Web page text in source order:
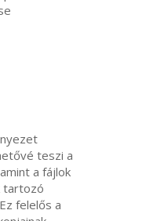
teszi a
a fájlok
tartozó
felelős a